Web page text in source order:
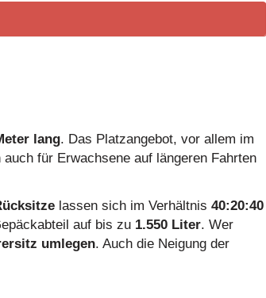
lang. Das Platzangebot, vor allem im
für Erwachsene auf längeren Fahrten
lassen sich im Verhältnis 40:20:40
auf bis zu 1.550 Liter. Wer
umlegen. Auch die Neigung der